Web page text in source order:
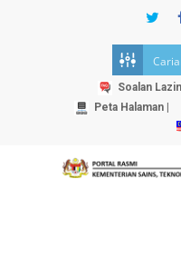
twitter
Soalan
Peta Halaman |